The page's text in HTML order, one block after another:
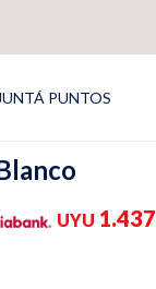
PUNTOS
UYU 1.437